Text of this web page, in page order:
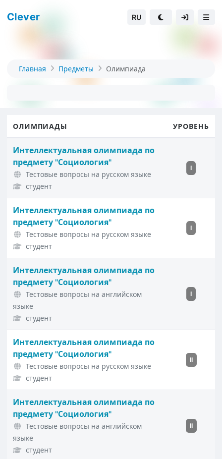
Clever RU
Главная Предметы Олимпиада
ОЛИМПИАДЫ УРОВЕНЬ
Интеллектуальная олимпиада по
предмету "Социология"
Тестовые вопросы на русском языке
студент
I
Интеллектуальная олимпиада по
предмету "Социология"
Тестовые вопросы на русском языке
студент
I
Интеллектуальная олимпиада по
предмету "Социология"
Тестовые вопросы на английском
языке
студент
I
Интеллектуальная олимпиада по
предмету "Социология"
Тестовые вопросы на русском языке
студент
II
Интеллектуальная олимпиада по
предмету "Социология"
Тестовые вопросы на английском
языке
студент
II